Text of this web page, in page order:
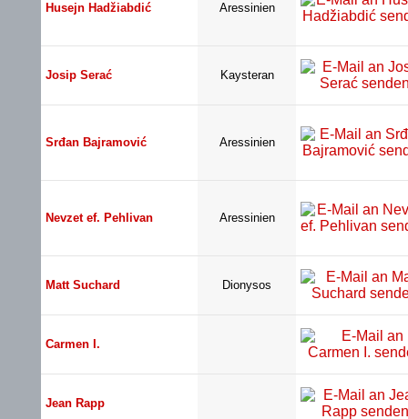
Husejn Hadžiabdić Aressinien
Josip Serać Kaysteran
Srđan Bajramović Aressinien
Nevzet ef. Pehlivan Aressinien
Matt Suchard Dionysos
Carmen I.
Jean Rapp